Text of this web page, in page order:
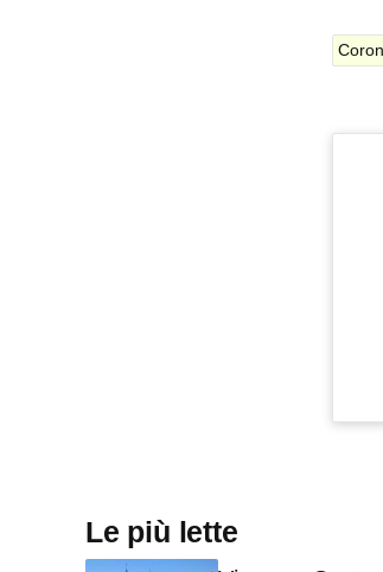
Le più lette